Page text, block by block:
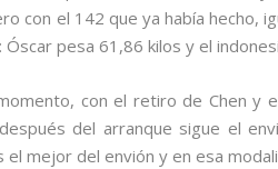
con el 142 que ya había hecho,
Óscar pesa 61,86 kilos y el
con el retiro de Chen y
del arranque sigue el
el mejor del envión y en esa